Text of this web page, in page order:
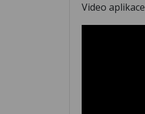
Video aplikace